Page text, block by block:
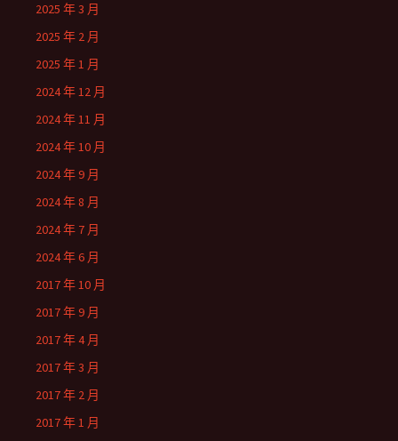
2025 年 3 月
2025 年 2 月
2025 年 1 月
2024 年 12 月
2024 年 11 月
2024 年 10 月
2024 年 9 月
2024 年 8 月
2024 年 7 月
2024 年 6 月
2017 年 10 月
2017 年 9 月
2017 年 4 月
2017 年 3 月
2017 年 2 月
2017 年 1 月